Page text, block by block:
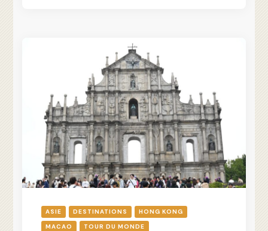
ASIE DESTINATIONS
HONG KONG
MACAO
TOUR DU MONDE